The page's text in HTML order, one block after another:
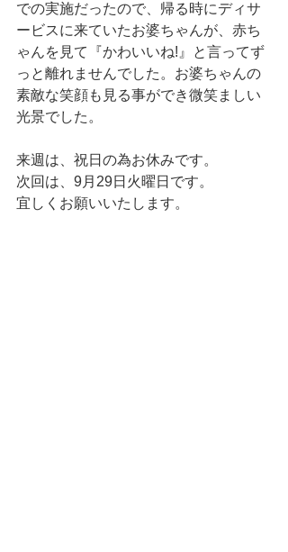
での実施だったので、帰る時にディサ
ービスに来ていたお婆ちゃんが、赤ち
ゃんを見て『かわいいね!』と言ってず
っと離れませんでした。お婆ちゃんの
素敵な笑顔も見る事ができ微笑ましい
光景でした。
来週は、祝日の為お休みです。
次回は、9月29日火曜日です。
宜しくお願いいたします。